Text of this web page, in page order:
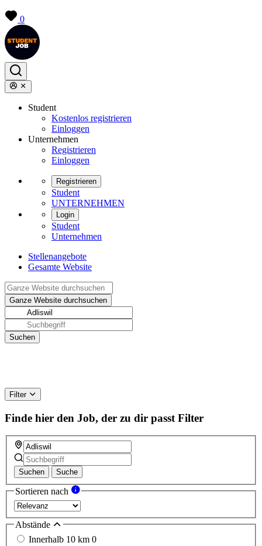
0
Student
Kostenlos registrieren
Einloggen
Unternehmen
Registrieren
Einloggen
Registrieren
Student
UNTERNEHMEN
Login
Student
Unternehmen
Stellenangebote
Gesamte Website
Filter
Finde hier den Job, der zu dir passt Filter
Suchen Suche
Sortieren nach
Abstände
Innerhalb 10 km 0